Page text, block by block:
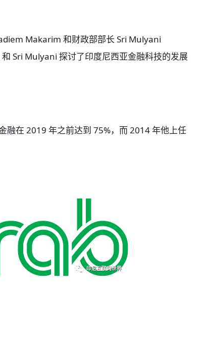
Makarim 和财政部部长 Sri Mulyani
Sri Mulyani 探讨了印度尼西亚金融科技的发展
融在 2019 年之前达到 75%，而 2014 年他上任